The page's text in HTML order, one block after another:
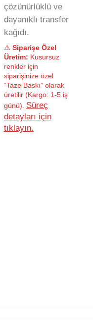
çözünürlüklü ve
dayanıklı transfer
kağıdı.
⚠️ Siparişe Özel
Üretim: Kusursuz
renkler için
siparişinize özel
“Taze Baskı” olarak
üretilir (Kargo: 1-5 iş
günü). Süreç
detayları için
tıklayın.